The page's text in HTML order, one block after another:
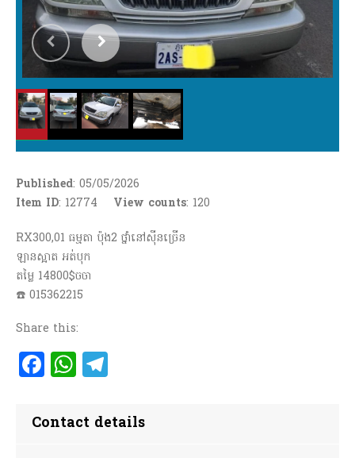
Published: 05/05/2026
Item ID: 12774 View counts: 120
RX300,01 ធម្មតា ប៉ុង2 ថ្នាំនៅសុីនច្រើន
ឡានស្អាត អត់បុក
តម្លៃ 14800$ចចា
☎️ 015362215
Share this:
Facebook
WhatsApp
Contact details